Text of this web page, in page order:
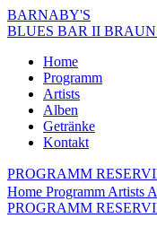
BARNABY'S
BLUES BAR II
Home
Programm
Artists
Alben
Getränke
Kontakt
PROGRAMM
Home Programm Artists
PROGRAMM